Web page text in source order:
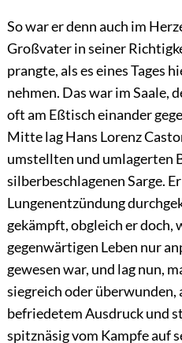
So war er denn auch im
Großvater in seiner
prangte, als es eines Tages
nehmen. Das war im Saale,
oft am Eßtisch einander
Mitte lag Hans Lorenz
umstellten und umlagerten
silberbeschlagenen Sarge.
Lungenentzündung
gekämpft, obgleich er doch,
gegenwärtigen Leben nur
gewesen war, und lag nun,
siegreich oder
befriedetem Ausdruck und
spitznäsig vom Kampfe auf